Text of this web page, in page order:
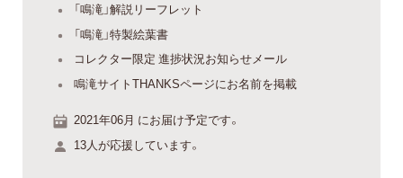
「鳴滝」解説リーフレット
「鳴滝」特製絵葉書
コレクター限定 進捗状況お知らせメール
鳴滝サイトTHANKSページにお名前を掲載
2021年06月 にお届け予定です。
13人が応援しています。